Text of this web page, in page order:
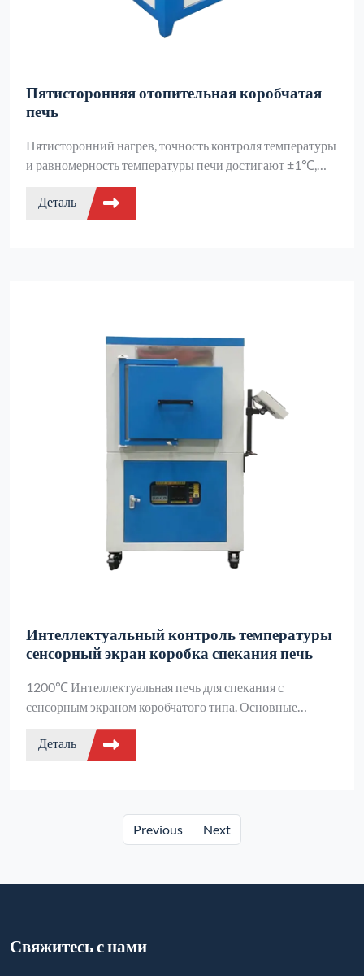
Пятисторонняя отопительная коробчатая
печь
Пятисторонний нагрев, точность контроля температуры
и равномерность температуры печи достигают ±1℃,
дополнительные нагревательные элементы,
двухслойный корпус печи с воздушным охлаждением +
вращающаяся на 360° дверца печи, подходит для
Деталь
Интеллектуальный контроль температуры
сенсорный экран коробка спекания печь
1200℃ Интеллектуальная печь для спекания с
сенсорным экраном коробчатого типа. Основные
ключевые слова: Интеллектуальный сенсорный экран
управления температурой, ±1℃ точный контроль
температуры. Регулируемая скорость нагрева: 0,1-40℃/
управление RS485. 30/50-сегментный программный
контроль температуры. Отвечает требованиям
металлургии и других областях.
Деталь
Previous Next
Свяжитесь с нами